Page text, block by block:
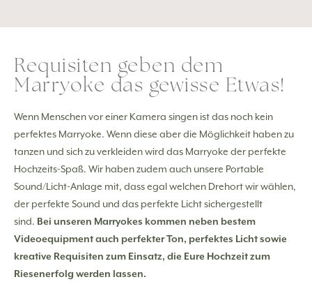
Requisiten geben dem
Marryoke das gewisse Etwas!
Wenn Menschen vor einer Kamera singen ist das noch kein
perfektes Marryoke. Wenn diese aber die Möglichkeit haben zu
tanzen und sich zu verkleiden wird das Marryoke der perfekte
Hochzeits-Spaß. Wir haben zudem auch unsere Portable
Sound/Licht-Anlage mit, dass egal welchen Drehort wir wählen,
der perfekte Sound und das perfekte Licht sichergestellt
sind. Bei unseren Marryokes kommen neben bestem
Videoequipment auch perfekter Ton, perfektes Licht sowie
kreative Requisiten zum Einsatz, die Eure Hochzeit zum
Riesenerfolg werden lassen.